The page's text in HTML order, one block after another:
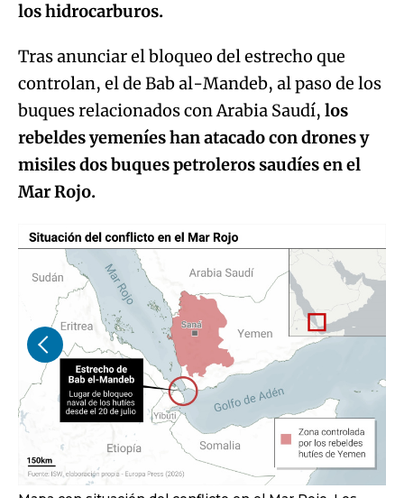
los hidrocarburos.
Tras anunciar el bloqueo del estrecho que
controlan, el de Bab al-Mandeb, al paso de los
buques relacionados con Arabia Saudí, los
rebeldes yemeníes han atacado con drones y
misiles dos buques petroleros saudíes en el
Mar Rojo.